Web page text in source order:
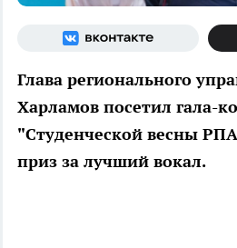
Глава регионального
Харламов посетил гала-
"Студенческой весны
приз за лучший вокал.